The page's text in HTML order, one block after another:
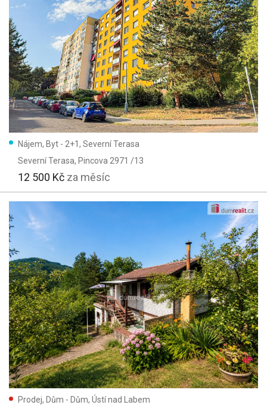
Nájem, Byt - 2+1, Severní Terasa
Severní Terasa, Pincova 2971 /13
12 500 Kč za měsíc
Prodej, Dům - Dům, Ústí nad Labem